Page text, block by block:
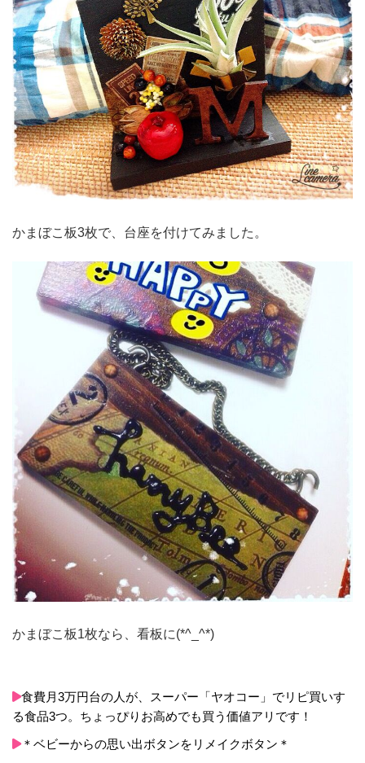
かまぼこ板3枚で、台座を付けてみました。
かまぼこ板1枚なら、看板に(*^_^*)
食費月3万円台の人が、スーパー「ヤオコー」でリピ買いす
る食品3つ。ちょっぴりお高めでも買う価値アリです！
＊ベビーからの思い出ボタンをリメイクボタン＊